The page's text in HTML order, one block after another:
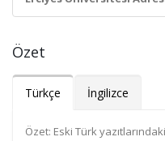
Özet
Türkçe İngilizce
Özet: Eski Türk